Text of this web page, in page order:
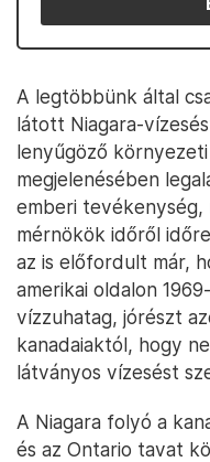
A legtöbbünk által
látott Niagara-
lenyűgöző
megjelenésében
emberi tevékenység,
mérnökök időről
az is előfordult már,
amerikai oldalon
vízzuhatag, jórészt
kanadaiaktól, hogy
látványos vízesést
A Niagara folyó a
és az Ontario tavat